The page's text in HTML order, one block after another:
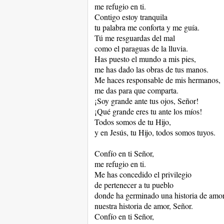
me refugio en ti.
Contigo estoy tranquila
tu palabra me conforta y me guía.
Tú me resguardas del mal
como el paraguas de la lluvia.
Has puesto el mundo a mis pies,
me has dado las obras de tus manos.
Me haces responsable de mis hermanos,
me das para que comparta.
¡Soy grande ante tus ojos, Señor!
¡Qué grande eres tu ante los míos!
Todos somos de tu Hijo,
y en Jesús, tu Hijo, todos somos tuyos.
Confío en ti Señor,
me refugio en ti.
Me has concedido el privilegio
de pertenecer a tu pueblo
donde ha germinado una historia de
nuestra historia de amor, Señor.
Confío en ti Señor,